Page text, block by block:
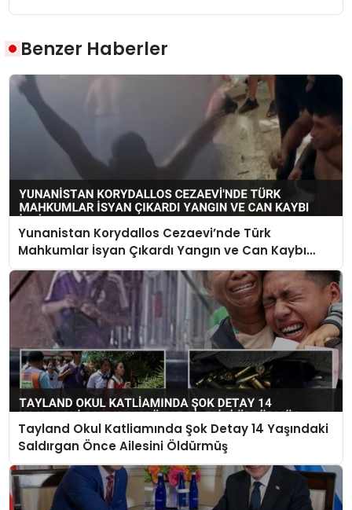
Benzer Haberler
Yunanistan Korydallos Cezaevi’nde Türk
Mahkumlar İsyan Çıkardı Yangın ve Can Kaybı
İddiaları Var
Tayland Okul Katliamında Şok Detay 14 Yaşındaki
Saldırgan Önce Ailesini Öldürmüş